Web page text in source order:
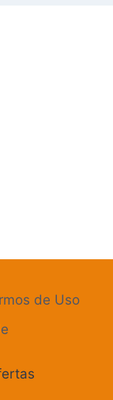
de Uso